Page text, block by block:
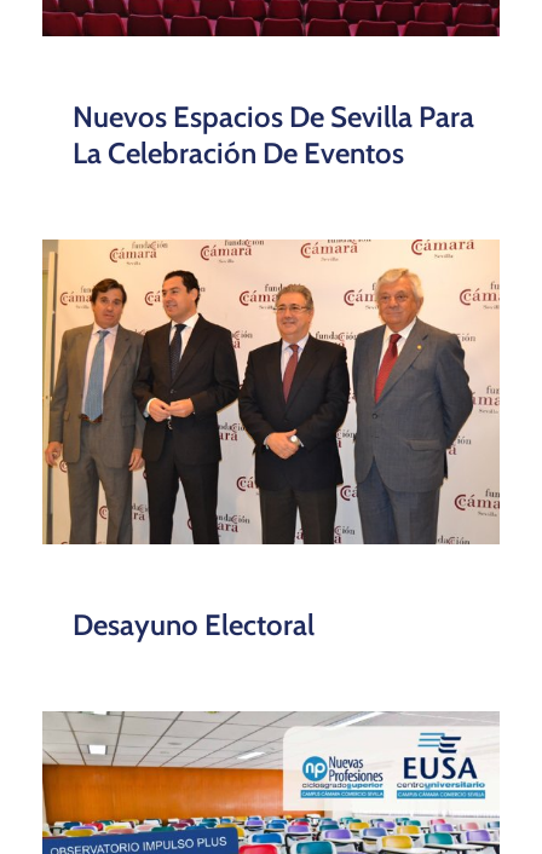
Nuevos Espacios De Sevilla Para
La Celebración De Eventos
Desayuno Electoral